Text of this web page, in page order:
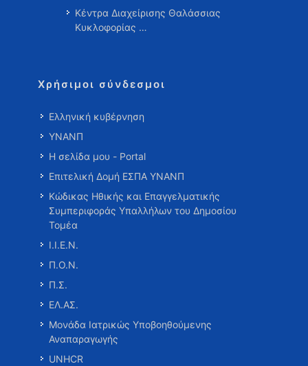
Κέντρα Διαχείρισης Θαλάσσιας
Κυκλοφορίας …
Χρήσιμοι σύνδεσμοι
Ελληνική κυβέρνηση
ΥΝΑΝΠ
Η σελίδα μου - Portal
Επιτελική Δομή ΕΣΠΑ ΥΝΑΝΠ
Κώδικας Ηθικής και Επαγγελματικής
Συμπεριφοράς Υπαλλήλων του Δημοσίου
Τομέα
Ι.Ι.Ε.Ν.
Π.Ο.Ν.
Π.Σ.
ΕΛ.ΑΣ.
Μονάδα Ιατρικώς Υποβοηθούμενης
Αναπαραγωγής
UNHCR